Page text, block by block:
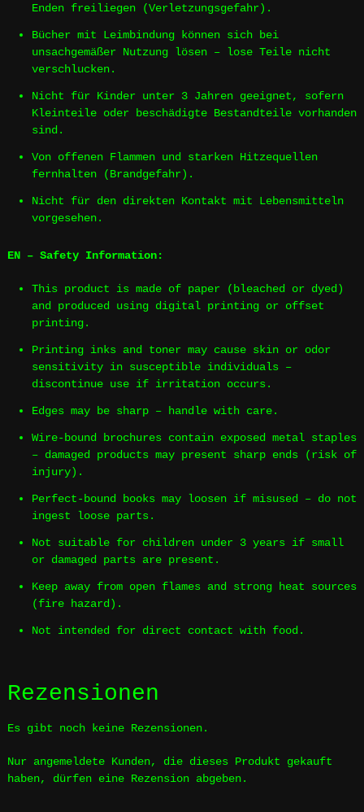
Enden freiliegen (Verletzungsgefahr).
Bücher mit Leimbindung können sich bei
unsachgemäßer Nutzung lösen – lose Teile nicht
verschlucken.
Nicht für Kinder unter 3 Jahren geeignet, sofern
Kleinteile oder beschädigte Bestandteile vorhanden
sind.
Von offenen Flammen und starken Hitzequellen
fernhalten (Brandgefahr).
Nicht für den direkten Kontakt mit Lebensmitteln
vorgesehen.
EN – Safety Information:
This product is made of paper (bleached or dyed)
and produced using digital printing or offset
printing.
Printing inks and toner may cause skin or odor
sensitivity in susceptible individuals –
discontinue use if irritation occurs.
Edges may be sharp – handle with care.
Wire-bound brochures contain exposed metal staples
– damaged products may present sharp ends (risk of
injury).
Perfect-bound books may loosen if misused – do not
ingest loose parts.
Not suitable for children under 3 years if small
or damaged parts are present.
Keep away from open flames and strong heat sources
(fire hazard).
Not intended for direct contact with food.
Rezensionen
Es gibt noch keine Rezensionen.
Nur angemeldete Kunden, die dieses Produkt gekauft
haben, dürfen eine Rezension abgeben.